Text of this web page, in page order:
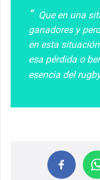
Que en una
ganadores y
en esta
esa pérdida o
esencia del